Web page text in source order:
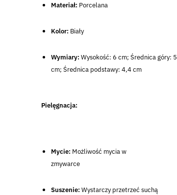
Materiał: Porcelana
Kolor: Biały
Wymiary: Wysokość: 6 cm; Średnica góry: 5
cm; Średnica podstawy: 4,4 cm
Pielęgnacja:
Mycie: Możliwość mycia w
zmywarce
Suszenie: Wystarczy przetrzeć suchą